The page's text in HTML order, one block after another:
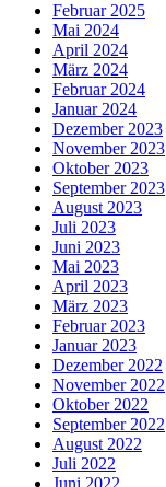
Februar 2025
Mai 2024
April 2024
März 2024
Februar 2024
Januar 2024
Dezember 2023
November 2023
Oktober 2023
September 2023
August 2023
Juli 2023
Juni 2023
Mai 2023
April 2023
März 2023
Februar 2023
Januar 2023
Dezember 2022
November 2022
Oktober 2022
September 2022
August 2022
Juli 2022